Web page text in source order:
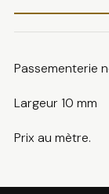
Passementerie
Largeur 10 mm
Prix au mètre.